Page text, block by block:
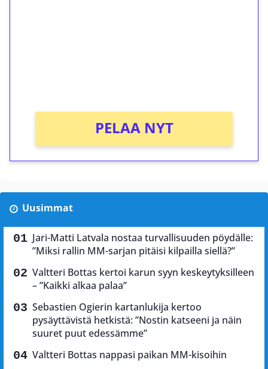
PELAA NYT
Uusimmat
Jari-Matti Latvala nostaa turvallisuuden pöydälle:
”Miksi rallin MM-sarjan pitäisi kilpailla siellä?”
Valtteri Bottas kertoi karun syyn keskeytyksilleen
– ”Kaikki alkaa palaa”
Sebastien Ogierin kartanlukija kertoo
pysäyttävistä hetkistä: ”Nostin katseeni ja näin
suuret puut edessämme”
Valtteri Bottas nappasi paikan MM-kisoihin